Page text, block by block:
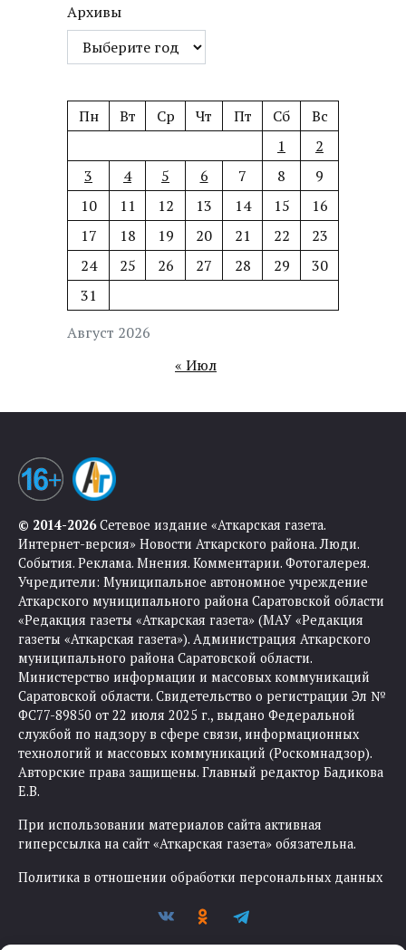
Архивы
Август 2026
Пн Вт Ср Чт Пт Сб
Вс
1
2
3
4 5 6 7 8
9
10
11 12 13 14 15
16
17
18 19 20 21 22
23
24
25 26 27 28 29
30
31
« Июл
© 2014-2026Сетевое издание «Аткарская газета.
Интернет-версия» Новости Аткарского района. Люди.
События. Реклама. Мнения. Комментарии. Фотогалерея.
Учредители: Муниципальное автономное учреждение
Аткарского муниципального района Саратовской области
«Редакция газеты «Аткарская газета» (МАУ «Редакция
газеты «Аткарская газета»). Администрация Аткарского
муниципального района Саратовской области.
Министерство информации и массовых коммуникаций
Саратовской области. Свидетельство о регистрации Эл №
ФС77-89850 от 22 июля 2025 г., выдано Федеральной
службой по надзору в сфере связи, информационных
технологий и массовых коммуникаций (Роскомнадзор).
Авторские права защищены. Главный редактор Бадикова
Е.В.
При использовании материалов сайта активная
гиперссылка на сайт «Аткарская газета» обязательна.
Политика в отношении обработки персональных данных